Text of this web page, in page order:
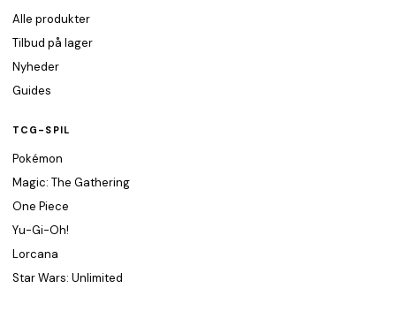
Alle produkter
Tilbud på lager
Nyheder
Guides
TCG-SPIL
Pokémon
Magic: The Gathering
One Piece
Yu-Gi-Oh!
Lorcana
Star Wars: Unlimited